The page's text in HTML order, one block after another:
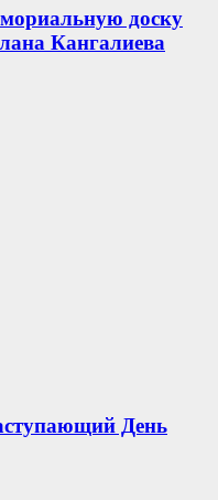
доску
Кангалиева
День